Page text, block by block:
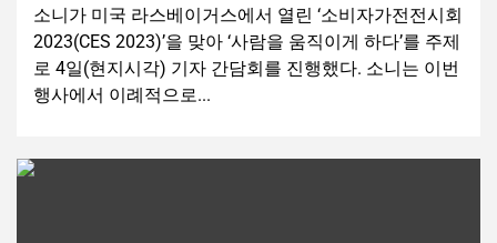
소니가 미국 라스베이거스에서 열린 ‘소비자가전전시회
2023(CES 2023)’을 맞아 ‘사람을 움직이게 하다’를 주제
로 4일(현지시각) 기자 간담회를 진행했다. 소니는 이번
행사에서 이례적으로...